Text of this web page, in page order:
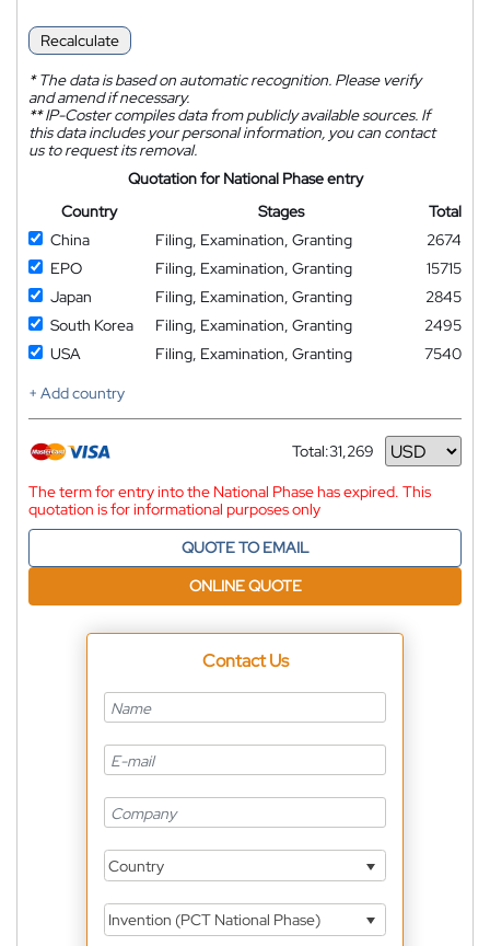
Recalculate
*The data is based on automatic recognition. Please verify
and amend if necessary.
**IP-Coster compiles data from publicly available sources. If
this data includes your personal information, you can contact
us to request its removal.
Quotation for National Phase entry
Country
Stages
Total
China
Filing, Examination, Granting
2674
EPO
Filing, Examination, Granting
15715
Japan
Filing, Examination, Granting
2845
South Korea
Filing, Examination, Granting
2495
USA
Filing, Examination, Granting
7540
+ Add country
Total:31,269
Currency
The term for entry into the National Phase has expired. This
quotation is for informational purposes only
QUOTE TO EMAIL
ONLINE QUOTE
Contact Us
Country
Invention (PCT National Phase)